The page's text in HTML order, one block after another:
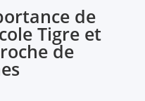
de
Tigre et
de